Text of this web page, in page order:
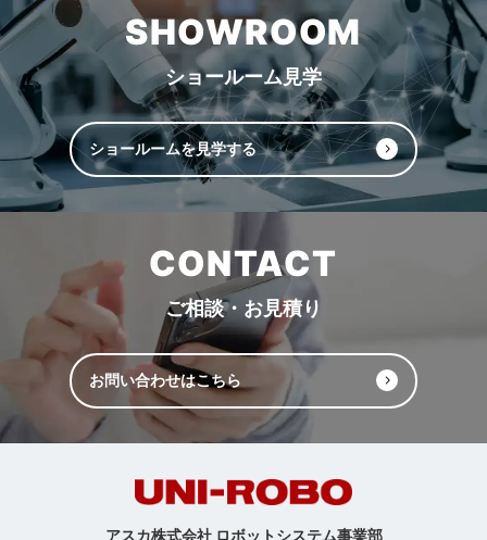
SHOWROOM
ショールーム見学
ショールームを見学する
CONTACT
ご相談・お見積り
お問い合わせはこちら
アスカ株式会社 ロボットシステム事業部